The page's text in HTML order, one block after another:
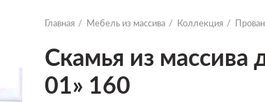
Главная Мебель из массива Коллекция
Скамья из массива
01» 160